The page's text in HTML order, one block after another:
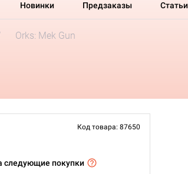
Новинки Предзаказы Статьи
Orks: Mek Gun
Код товара: 87650
следующие покупки